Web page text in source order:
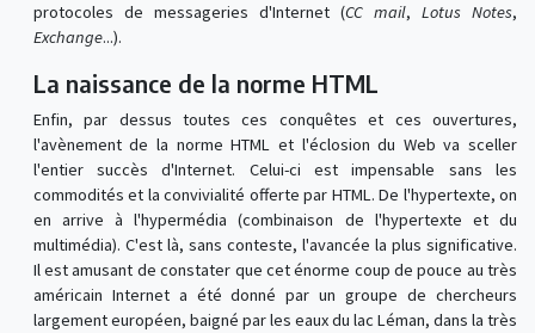
protocoles de messageries d'Internet (CC mail, Lotus Notes,
Exchange...).
La naissance de la norme HTML
Enfin, par dessus toutes ces conquêtes et ces ouvertures,
l'avènement de la norme HTML et l'éclosion du Web va sceller
l'entier succès d'Internet. Celui-ci est impensable sans les
commodités et la convivialité offerte par HTML. De l'hypertexte, on
en arrive à l'hypermédia (combinaison de l'hypertexte et du
multimédia). C'est là, sans conteste, l'avancée la plus significative.
Il est amusant de constater que cet énorme coup de pouce au très
américain Internet a été donné par un groupe de chercheurs
largement européen, baigné par les eaux du lac Léman, dans la très